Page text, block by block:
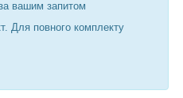
вашим запитом
Для повного комплекту